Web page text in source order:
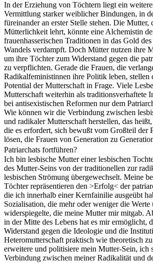
In der Erziehung von Töchtern liegt ein
Vermittlung starker weiblicher Bindungen, in
füreinander an erster Stelle stehen. Die Mutter,
Mütterlichkeit lehrt, könnte eine Alchemistin
frauenhasserischen Traditionen in das Gold
Wandels verdampft. Doch Mütter nutzen ihre
um ihre Töchter zum Widerstand gegen die
zu verpflichten. Gerade die Frauen, die
Radikalfeministinnen ihre Politik leben, stellen
Potential der Mutterschaft in Frage. Viele
Mutterschaft weiterhin als traditionsverhaftete
bei antisexistischen Reformen nur dem
Wie können wir die Verbindung zwischen
und radikaler Mutterschaft herstellen, das
die es erfordert, sich bewußt vom Großteil der
lösen, die Frauen von Generation zu
Patriarchats fortführen?
Ich bin lesbische Mutter einer lesbischen
des Mutter-Seins von der traditionellen zur
lesbischen Strömung übergewechselt. Meine
Töchter repräsentieren den >Erfolg< der
die ich innerhalb einer Kernfainilie ausgeübt
Sozialisation, die mehr oder weniger die Werte
widerspiegelte, die meine Mutter mir mitgab.
in der Mitte des Lebens hat es mir ermöglicht,
Widerstand gegen die Ideologie und die
Heteromutterschaft praktisch wie theoretisch
erweitere und politisiere mein Mutter-Sein, ich
Verbindung zwischen meiner Radikalität und